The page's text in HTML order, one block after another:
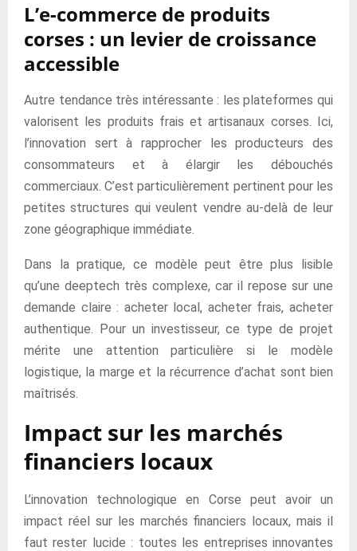
L’e-commerce de produits
corses : un levier de croissance
accessible
Autre tendance très intéressante : les plateformes qui
valorisent les produits frais et artisanaux corses. Ici,
l’innovation sert à rapprocher les producteurs des
consommateurs et à élargir les débouchés
commerciaux. C’est particulièrement pertinent pour les
petites structures qui veulent vendre au-delà de leur
zone géographique immédiate.
Dans la pratique, ce modèle peut être plus lisible
qu’une deeptech très complexe, car il repose sur une
demande claire : acheter local, acheter frais, acheter
authentique. Pour un investisseur, ce type de projet
mérite une attention particulière si le modèle
logistique, la marge et la récurrence d’achat sont bien
maîtrisés.
Impact sur les marchés
financiers locaux
L’innovation technologique en Corse peut avoir un
impact réel sur les marchés financiers locaux, mais il
faut rester lucide : toutes les entreprises innovantes